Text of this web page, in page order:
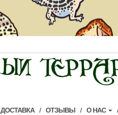
ДОСТАВКА ОТЗЫВЫ О НАС